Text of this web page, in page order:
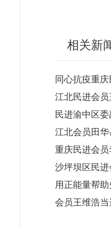
相关新
同心抗疫重
江北民进会
民进渝中区
江北会员田
重庆民进会
沙坪坝区民
用正能量帮
会员王维浩